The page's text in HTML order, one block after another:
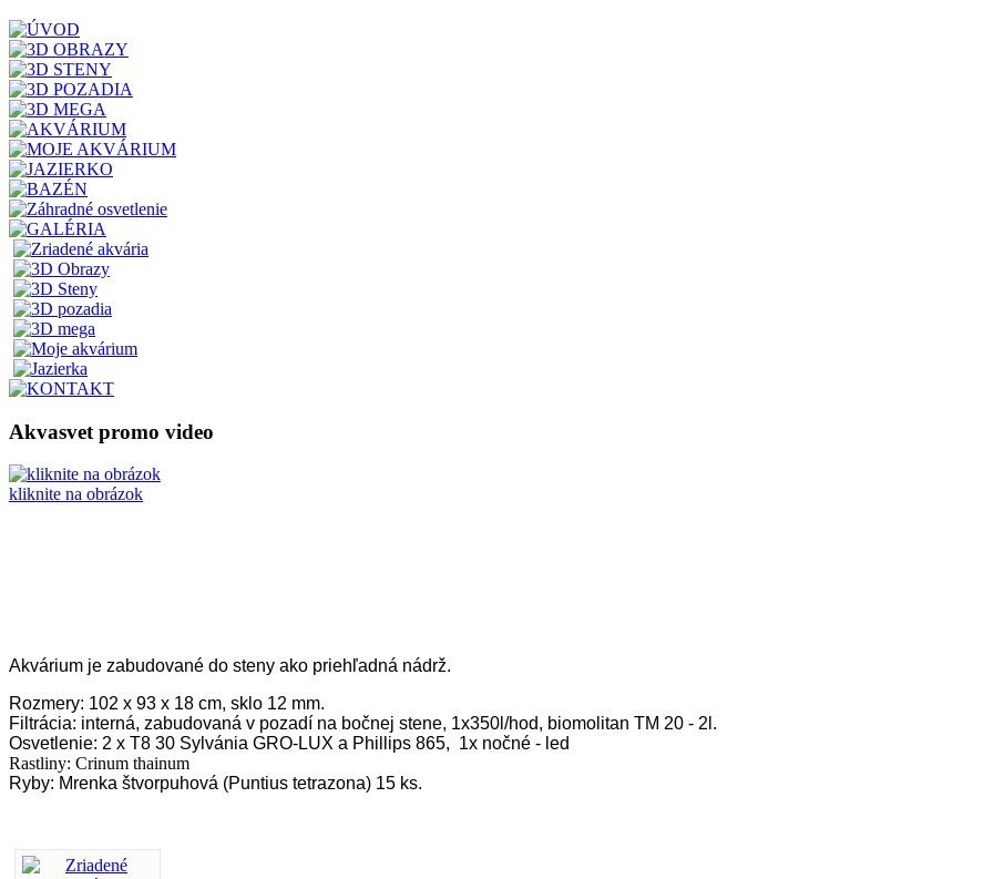
Akvasvet promo video
kliknite na obrázok
Akvárium je zabudované do steny ako priehľadná nádrž.
Rozmery: 102 x 93 x 18 cm, sklo 12 mm.
Filtrácia: interná, zabudovaná v pozadí na bočnej stene, 1x350l/hod, biomolitan TM 20 - 2l.
Osvetlenie: 2 x T8 30 Sylvánia GRO-LUX a Phillips 865, 1x nočné - led
Rastliny: Crinum thainum
Ryby: Mrenka štvorpuhová (Puntius tetrazona) 15 ks.